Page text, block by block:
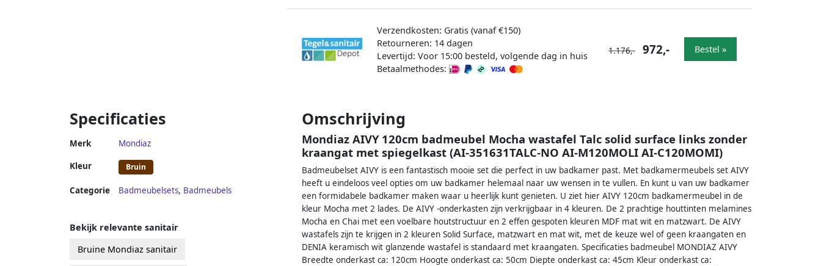
Verzendkosten: Gratis (vanaf €150)
Retourneren: 14 dagen
Levertijd: Voor 15:00 besteld, volgende dag in huis
Betaalmethodes:
1.176,- 972,- Bestel »
Specificaties
Merk Mondiaz
Kleur Bruin
Categorie Badmeubelsets, Badmeubels
Omschrijving
Mondiaz AIVY 120cm badmeubel Mocha wastafel Talc solid surface links zonder
kraangat met spiegelkast (AI-351631TALC-NO AI-M120MOLI AI-C120MOMI)
Badmeubelset AIVY is een fantastisch mooie set die perfect in uw badkamer past. Met badkamermeubels set AIVY
heeft u eindeloos veel opties om uw badkamer helemaal naar uw wensen in te vullen. En kunt u van uw badkamer
een formidabele badkamer maken waar u heerlijk kunt genieten. U ziet hier AIVY 120cm badkamermeubel in de
kleur Mocha met 2 lades. De AIVY -onderkasten zijn verkrijgbaar in 4 kleuren. De 2 prachtige houttinten melamines
Mocha en Chai met een voelbare houtstructuur en 2 effen gespoten kleuren MDF mat wit en matzwart. De AIVY
wastafels zijn te krijgen in 2 kleuren Solid Surface, matzwart en mat wit, met de keuze wel of geen kraangaten en
DENIA keramisch wit glanzende wastafel is standaard met kraangaten. Specificaties badmeubel MONDIAZ AIVY
Breedte onderkast ca: 120cm Hoogte onderkast ca: 50cm Diepte onderkast ca: 45cm Kleur onderkast ca:
Bekijk relevante sanitair
Bruine Mondiaz sanitair